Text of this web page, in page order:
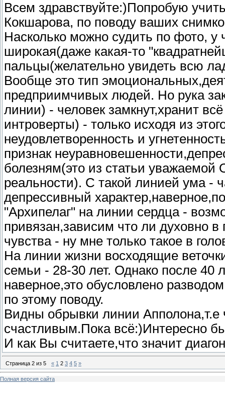
Всем здравствуйте:)Попробую
Кокшарова, по поводу ваших
Насколько можно судить по фото, у
широкая(даже какая-то
пальцы(желательно увидеть всю
Вообще это тип
предприимчивых людей. Но рука
линии) - человек замкнут,хранит
интроверты) - только исходя из
неудовлетворенность и
признак
болезням(это из статьи уважаемой
реальности). С такой линией ума -
депрессивный
"Архипелаг" на линии сердца -
привязан,зависим что ли духовно в
чувства - ну мне только такое в
На линии жизни восходящие
семьи - 28-30 лет. Однако после 40
наверное,это обусловлено
по этому поводу.
Видны обрывки линии Апполона,т.е
счастливым.Пока всё:)Интересно
И как Вы считаете,что значит
Страница 2 из 5 « 1 2 3 4 5 »
Полная версия сайта